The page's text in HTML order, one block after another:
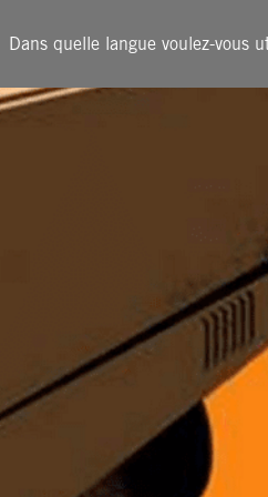
Dans quelle langue voulez-vous
QUI SOMMES-NOUS? QUE FAISONS-